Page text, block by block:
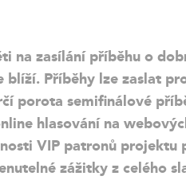
na zasílání příběhu o
blíží. Příběhy lze zaslat
porota semifinálové
hlasování na
VIP patronů
zážitky z celého